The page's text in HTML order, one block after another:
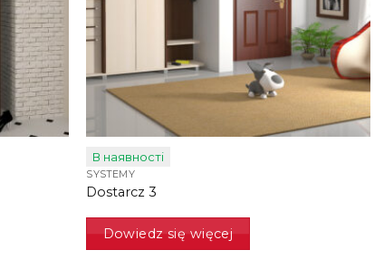
В наявності
SYSTEMY
Dostarcz 3
Dowiedz się więcej